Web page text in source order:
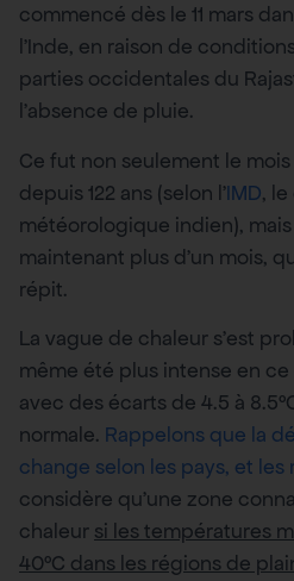
commencé dès le 11 mars
l’Inde, en raison de
parties occidentales du
l’absence de pluie.
Ce fut non seulement le
depuis 122 ans (selon l’IMD,
météorologique indien),
maintenant plus d’un mois,
répit.
La vague de chaleur s’est
même été plus intense en
avec des écarts de 4.5 à
normale. Rappelons que la
change selon les pays, et les
considère qu’une zone
chaleur si les températures
40°C dans les régions de